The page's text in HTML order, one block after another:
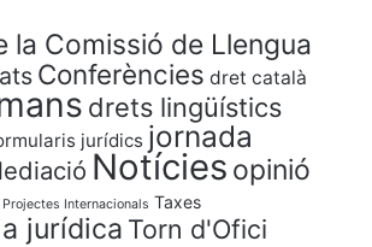
la Comissió de Llengua
Conferències dret català
drets lingüístics
jurídics jornada
Notícies opinió
Projectes Internacionals Taxes
jurídica Torn d'Ofici